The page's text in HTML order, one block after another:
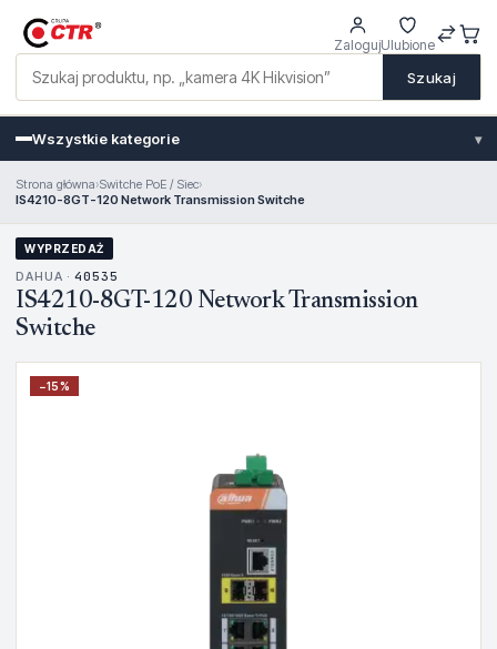
Szukaj
ZalogujUlubione
Wszystkie kategorie ▾
Strona główna›Switche PoE / Siec›
IS4210-8GT-120 Network Transmission Switche
WYPRZEDAŻ
DAHUA · 40535
IS4210-8GT-120 Network Transmission
Switche
−15%